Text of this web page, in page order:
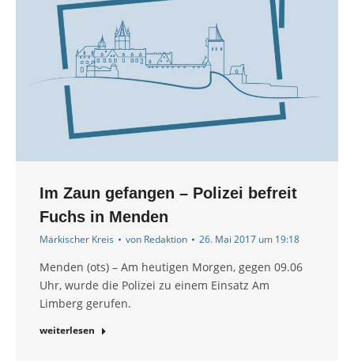
Im Zaun gefangen – Polizei befreit
Fuchs in Menden
Märkischer Kreis von Redaktion 26. Mai 2017 um 19:18
Menden (ots) – Am heutigen Morgen, gegen 09.06
Uhr, wurde die Polizei zu einem Einsatz Am
Limberg gerufen.
weiterlesen